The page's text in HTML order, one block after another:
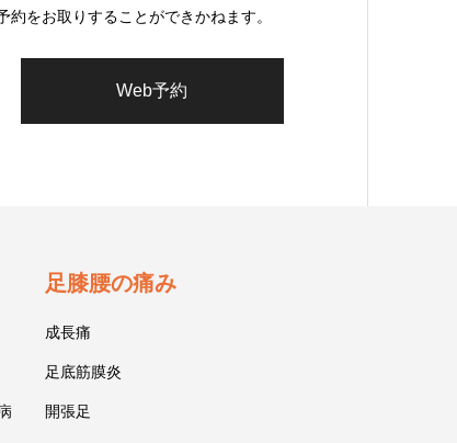
約をお取りすることができかねます。
Web予約
足膝腰の痛み
成長痛
足底筋膜炎
開張足